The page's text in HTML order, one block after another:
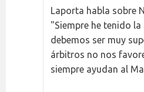
Laporta habla sobre
"Siempre he tenido
debemos ser muy
árbitros no nos
siempre ayudan al